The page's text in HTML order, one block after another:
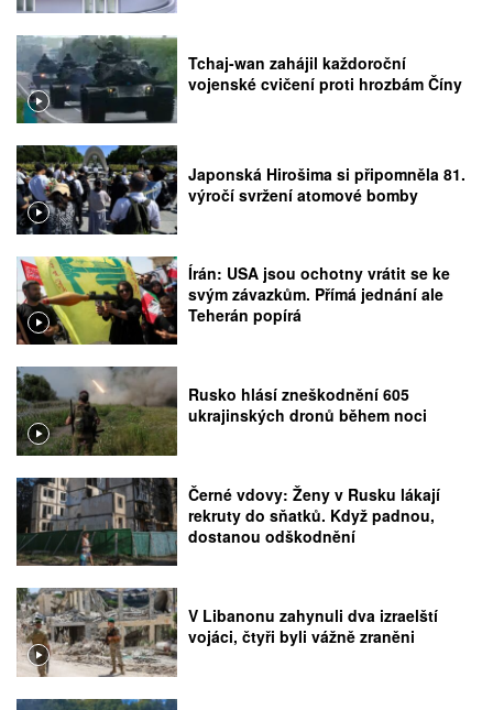
Tchaj-wan zahájil každoroční
vojenské cvičení proti hrozbám Číny
Japonská Hirošima si připomněla 81.
výročí svržení atomové bomby
Írán: USA jsou ochotny vrátit se ke
svým závazkům. Přímá jednání ale
Teherán popírá
Rusko hlásí zneškodnění 605
ukrajinských dronů během noci
Černé vdovy: Ženy v Rusku lákají
rekruty do sňatků. Když padnou,
dostanou odškodnění
V Libanonu zahynuli dva izraelští
vojáci, čtyři byli vážně zraněni